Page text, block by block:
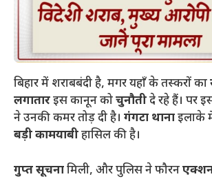
बिहार में शराबबंदी है, मगर यहाँ के तस्करों का
लगातारइस कानून कोचुनौतीदे रहे हैं। पर
ने उनकी कमर तोड़ दी है। गंगटा थानाइलाके
बड़ी कामयाबीहासिल की है।
गुप्त सूचनामिली, और पुलिस ने फौरन